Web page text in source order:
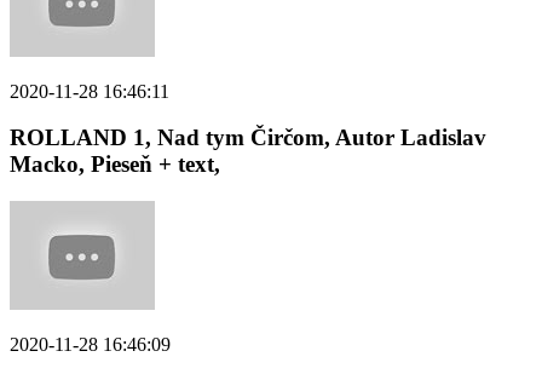
2020-11-28 16:46:11
ROLLAND 1, Nad tym Čirčom, Autor Ladislav
Macko, Pieseň + text,
2020-11-28 16:46:09